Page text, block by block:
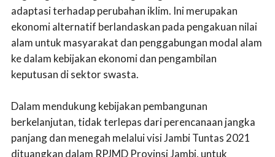
adaptasi terhadap perubahan iklim. Ini merupakan
ekonomi alternatif berlandaskan pada pengakuan nilai
alam untuk masyarakat dan penggabungan modal alam
ke dalam kebijakan ekonomi dan pengambilan
keputusan di sektor swasta.
Dalam mendukung kebijakan pembangunan
berkelanjutan, tidak terlepas dari perencanaan jangka
panjang dan menegah melalui visi Jambi Tuntas 2021
dituangkan dalam RPJMD Provinsi Jambi, untuk